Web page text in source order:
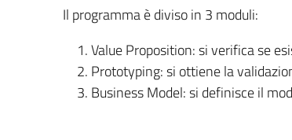
Il programma è diviso in 3 moduli:
Value Proposition: si verifica se
Prototyping: si ottiene la
Business Model: si definisce il